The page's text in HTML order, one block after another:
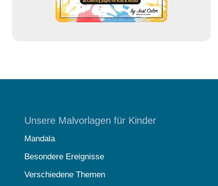
Unsere Malvorlagen für Kinder
Mandala
Besondere Ereignisse
Verschiedene Themen